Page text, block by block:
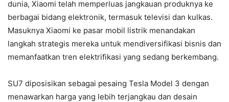
dunia, Xiaomi telah memperluas jangkauan produknya ke
berbagai bidang elektronik, termasuk televisi dan kulkas.
Masuknya Xiaomi ke pasar mobil listrik menandakan
langkah strategis mereka untuk mendiversifikasi bisnis dan
memanfaatkan tren elektrifikasi yang sedang berkembang.
SU7 diposisikan sebagai pesaing Tesla Model 3 dengan
menawarkan harga yang lebih terjangkau dan desain